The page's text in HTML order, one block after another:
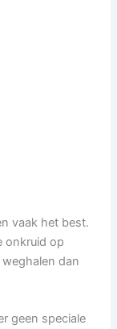
vaak het best.
onkruid op
dan
geen speciale